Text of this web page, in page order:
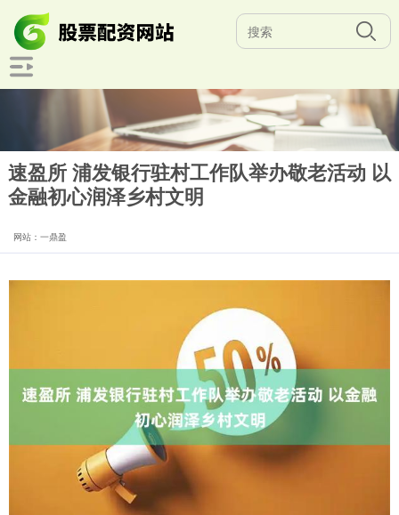
速盈所 浦发银行驻村工作队举办敬老活动 以
金融初心润泽乡村文明
网站：一鼎盈